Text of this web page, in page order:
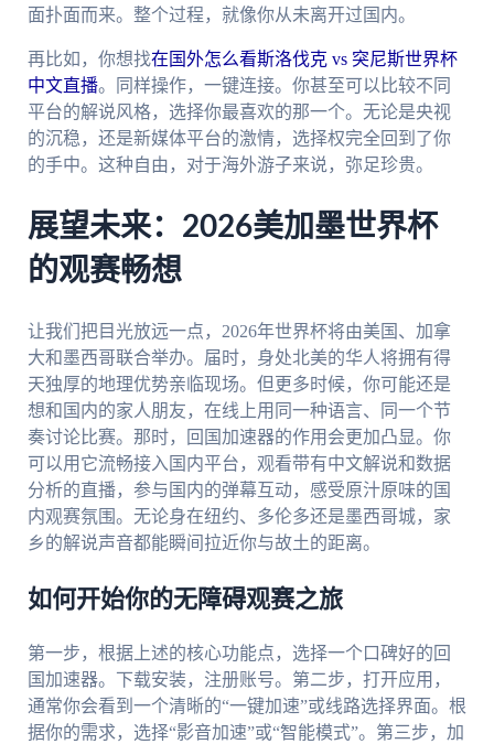
面扑面而来。整个过程，就像你从未离开过国内。
再比如，你想找在国外怎么看斯洛伐克 vs 突尼斯世界杯
中文直播。同样操作，一键连接。你甚至可以比较不同
平台的解说风格，选择你最喜欢的那一个。无论是央视
的沉稳，还是新媒体平台的激情，选择权完全回到了你
的手中。这种自由，对于海外游子来说，弥足珍贵。
展望未来：2026美加墨世界杯
的观赛畅想
让我们把目光放远一点，2026年世界杯将由美国、加拿
大和墨西哥联合举办。届时，身处北美的华人将拥有得
天独厚的地理优势亲临现场。但更多时候，你可能还是
想和国内的家人朋友，在线上用同一种语言、同一个节
奏讨论比赛。那时，回国加速器的作用会更加凸显。你
可以用它流畅接入国内平台，观看带有中文解说和数据
分析的直播，参与国内的弹幕互动，感受原汁原味的国
内观赛氛围。无论身在纽约、多伦多还是墨西哥城，家
乡的解说声音都能瞬间拉近你与故土的距离。
如何开始你的无障碍观赛之旅
第一步，根据上述的核心功能点，选择一个口碑好的回
国加速器。下载安装，注册账号。第二步，打开应用，
通常你会看到一个清晰的“一键加速”或线路选择界面。根
据你的需求，选择“影音加速”或“智能模式”。第三步，加